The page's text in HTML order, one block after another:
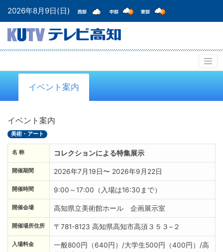
2026年8月9日(日)
イベント案内
イベント案内
美術・アート
名 称 コレクションによる特集展示
開催期間 2026年7月19日〜 2026年9月22日
開催時間 9:00～17:00（入場は16:30まで）
開催会場 高知県立美術館ホール 企画展示室
開催場所住所 〒781-8123 高知県高知市高須３５３−２
入場料金
一般800円（640円）/大学生500円（400円）/高